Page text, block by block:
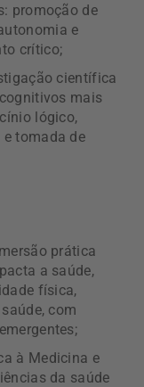
promoção de
e
crítico;
científica
mais
lógico,
tomada de
prática
a saúde,
física,
com
à Medicina e
da saúde